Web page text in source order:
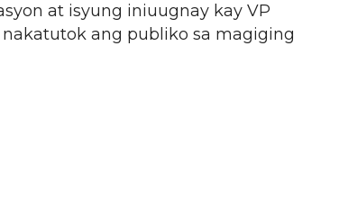
at isyung iniuugnay kay VP
ang publiko sa magiging